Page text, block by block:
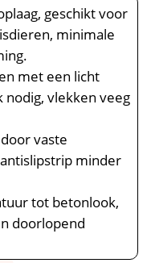
geschikt voor
minimale
met een licht
nodig, vlekken veeg
vaste
minder
tot betonlook,
doorlopend